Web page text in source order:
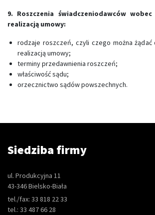
9. Roszczenia świadczeniodawców
realizacją umowy:
rodzaje roszczeń, czyli czego można żądać
realizacją umowy;
terminy przedawnienia roszczeń;
właściwość sądu;
orzecznictwo sądów powszechnych.
Siedziba firmy
ul. Produkcyjna 11
43-346 Bielsko-Biała
tel./fax: 33 818 22 33
tel.: 33 487 66 28